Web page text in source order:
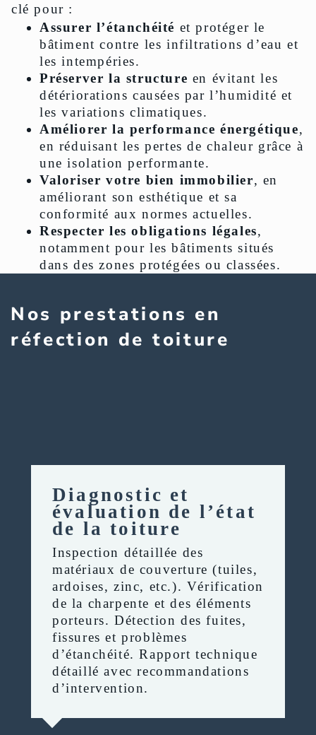
clé pour :
Assurer l’étanchéité et protéger le
bâtiment contre les infiltrations d’eau et
les intempéries.
Préserver la structure en évitant les
détériorations causées par l’humidité et
les variations climatiques.
Améliorer la performance énergétique,
en réduisant les pertes de chaleur grâce à
une isolation performante.
Valoriser votre bien immobilier, en
améliorant son esthétique et sa
conformité aux normes actuelles.
Respecter les obligations légales,
notamment pour les bâtiments situés
dans des zones protégées ou classées.
Nos prestations en
réfection de toiture
Diagnostic et
évaluation de l’état
de la toiture
Inspection détaillée des
matériaux de couverture (tuiles,
ardoises, zinc, etc.). Vérification
de la charpente et des éléments
porteurs. Détection des fuites,
fissures et problèmes
d’étanchéité. Rapport technique
détaillé avec recommandations
d’intervention.